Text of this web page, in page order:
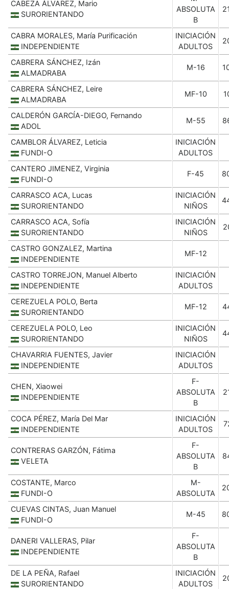
CABEZA ÁLVAREZ, Mario
SURORIENTANDO
ABSOLUTA
B
CABRA MORALES, María Purificación
INDEPENDIENTE
INICIACIÓN
ADULTOS
CABRERA SÁNCHEZ, Izán
ALMADRABA
M-16
CABRERA SÁNCHEZ, Leire
ALMADRABA
MF-10
CALDERÓN GARCÍA-DIEGO, Fernando
ADOL
M-55
CAMBLOR ÁLVAREZ, Leticia
FUNDI-O
INICIACIÓN
ADULTOS
CANTERO JIMENEZ, Virginia
FUNDI-O
F-45
CARRASCO ACA, Lucas
SURORIENTANDO
INICIACIÓN
NIÑOS
CARRASCO ACA, Sofía
SURORIENTANDO
INICIACIÓN
NIÑOS
CASTRO GONZALEZ, Martina
INDEPENDIENTE
MF-12
CASTRO TORREJON, Manuel Alberto
INDEPENDIENTE
INICIACIÓN
ADULTOS
CEREZUELA POLO, Berta
SURORIENTANDO
MF-12
CEREZUELA POLO, Leo
SURORIENTANDO
INICIACIÓN
NIÑOS
CHAVARRIA FUENTES, Javier
INDEPENDIENTE
INICIACIÓN
ADULTOS
CHEN, Xiaowei
INDEPENDIENTE
F-
ABSOLUTA
B
COCA PÉREZ, María Del Mar
INDEPENDIENTE
INICIACIÓN
ADULTOS
CONTRERAS GARZÓN, Fátima
VELETA
F-
ABSOLUTA
B
COSTANTE, Marco
FUNDI-O
M-
ABSOLUTA
CUEVAS CINTAS, Juan Manuel
FUNDI-O
M-45
DANERI VALLERAS, Pilar
INDEPENDIENTE
F-
ABSOLUTA
B
DE LA PEÑA, Rafael
SURORIENTANDO
INICIACIÓN
ADULTOS